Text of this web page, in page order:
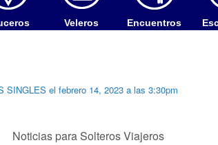
Veleros Encuentros
SINGLES el febrero 14, 2023 a las 3:30pm
Noticias para Solteros Viajeros